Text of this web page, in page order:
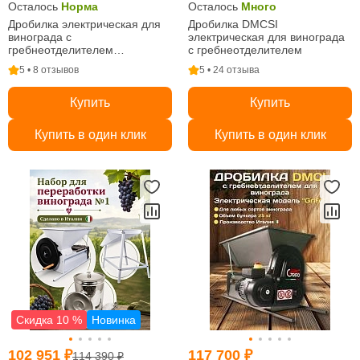
Осталось Норма
Дробилка электрическая для
винограда с
гребнеотделителем
"Виномастер", полностью из
нержавейки
5 • 8 отзывов
Купить
Купить в один клик
Осталось Много
Дробилка DMCSI
электрическая для винограда
с гребнеотделителем
5 • 24 отзыва
Купить
Купить в один клик
Скидка 10 % Новинка
102 951 ₽114 390 ₽ 117 700 ₽